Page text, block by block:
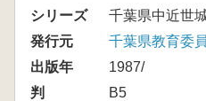
シリーズ
千葉県中近世
発行元
千葉県教育委
出版年
1987/
判
B5